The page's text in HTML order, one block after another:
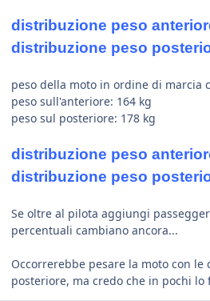
distribuzione peso
distribuzione peso
peso della moto in ordine di marcia
peso sull'anteriore: 164 kg
peso sul posteriore: 178 kg
distribuzione peso
distribuzione peso
Se oltre al pilota aggiungi
percentuali cambiano ancora...
Occorrerebbe pesare la moto con
posteriore, ma credo che in pochi lo